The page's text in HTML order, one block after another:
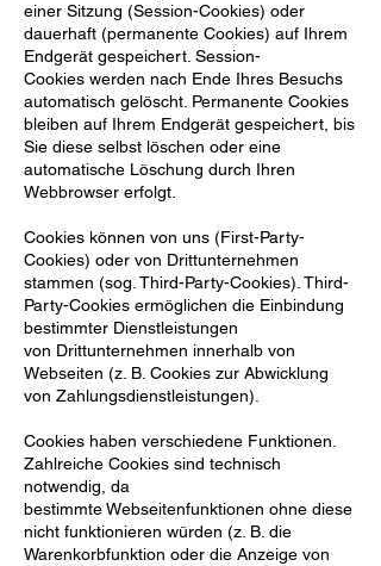
einer Sitzung (Session-Cookies) oder
dauerhaft (permanente Cookies) auf Ihrem
Endgerät gespeichert. Session-
Cookies werden nach Ende Ihres Besuchs
automatisch gelöscht. Permanente Cookies
bleiben auf Ihrem Endgerät gespeichert, bis
Sie diese selbst löschen oder eine
automatische Löschung durch Ihren
Webbrowser erfolgt.
Cookies können von uns (First-Party-
Cookies) oder von Drittunternehmen
stammen (sog. Third-Party-Cookies). Third-
Party-Cookies ermöglichen die Einbindung
bestimmter Dienstleistungen
von Drittunternehmen innerhalb von
Webseiten (z. B. Cookies zur Abwicklung
von Zahlungsdienstleistungen).
Cookies haben verschiedene Funktionen.
Zahlreiche Cookies sind technisch
notwendig, da
bestimmteWebseitenfunktionen ohne diese
nicht funktionieren würden (z. B. die
Warenkorbfunktion oder die Anzeige von